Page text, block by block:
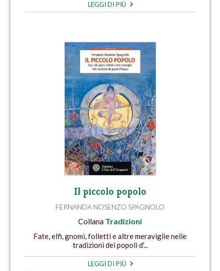
LEGGI DI PIÙ
Il piccolo popolo
FERNANDA NOSENZO SPAGNOLO
Collana Tradizioni
Fate, elfi, gnomi, folletti e altre meraviglie nelle
tradizioni dei popoli d'...
LEGGI DI PIÙ